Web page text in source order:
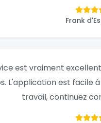
Frank
est vraiment
L'application est facile
travail, continuez